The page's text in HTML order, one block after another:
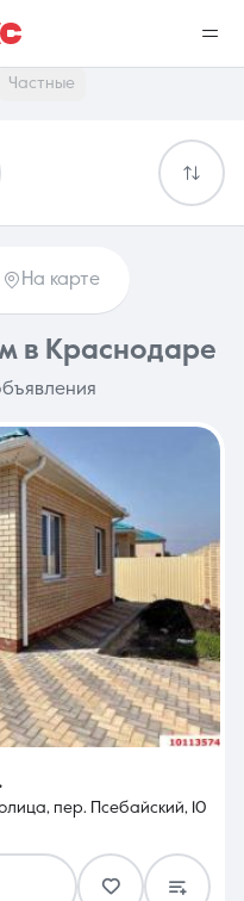
Услуги
Контакты
00-00
до 20:00
Частные
На карте
в Краснодаре
пер. Псебайский, 10